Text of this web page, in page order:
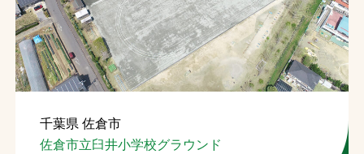
会社概要
採用情報
検索
お問合せ
千葉県 佐倉市
佐倉市立臼井小学校グラウンド